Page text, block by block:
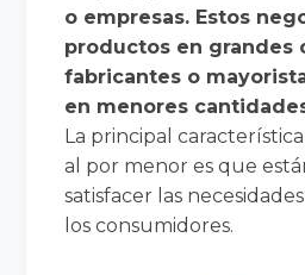
o empresas. Estos
productos en grandes
fabricantes o
en menores
La principal
al por menor es que
satisfacer las
los consumidores.